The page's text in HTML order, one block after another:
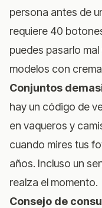
persona antes de
requiere 40
puedes pasarlo
modelos con
Conjuntos
hay un código de
en vaqueros y
cuando mires tus
años. Incluso un
realza el momento.
Consejo de